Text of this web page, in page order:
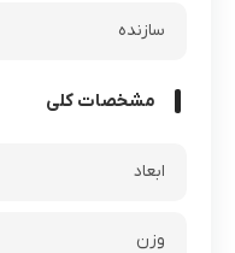
سازنده
مشخصات کلی
ابعاد
وزن